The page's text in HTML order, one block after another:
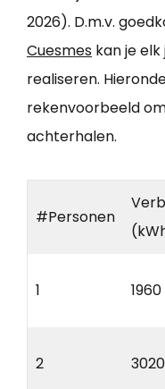
2026). D.m.v.
Cuesmes kan je
realiseren.
rekenvoorbeeld
achterhalen.
#Personen
1 1960
2 3020